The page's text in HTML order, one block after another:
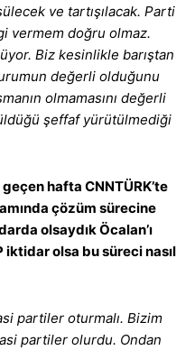
ve tartışılacak. Parti
vermem doğru olmaz.
Biz kesinlikle barıştan
değerli olduğunu
olmamasını değerli
şeffaf yürütülmediği
hafta CNNTÜRK’te
çözüm sürecine
olsaydık Öcalan’ı
iktidar olsa bu süreci nasıl
partiler oturmalı. Bizim
partiler olurdu. Ondan